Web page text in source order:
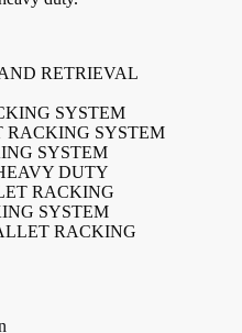
RETRIEVAL
SYSTEM
RACKING SYSTEM
SYSTEM
DUTY
RACKING
SYSTEM
RACKING